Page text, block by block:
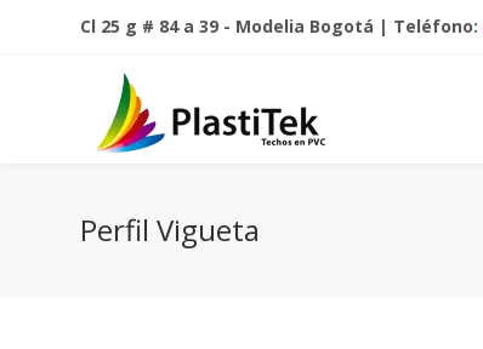
Cl 25 g # 84 a 39 - Modelia Bogotá | Teléfono:
Perfil Vigueta